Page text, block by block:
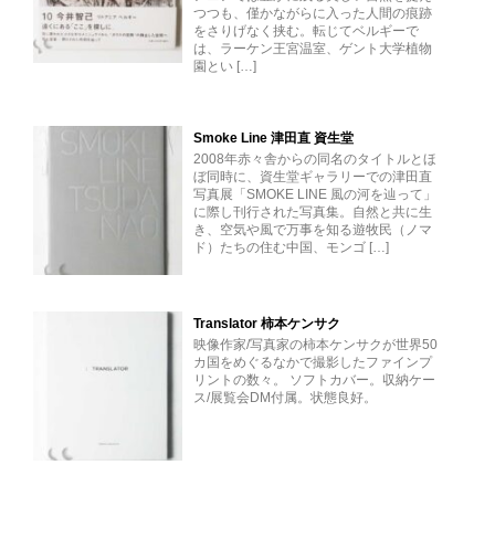
つつも、僅かながらに入った人間の痕跡
をさりげなく挟む。転じてベルギーで
は、ラーケン王宮温室、ゲント大学植物
園とい […]
Smoke Line 津田直 資生堂
2008年赤々舎からの同名のタイトルとほ
ぼ同時に、資生堂ギャラリーでの津田直
写真展「SMOKE LINE 風の河を辿って」
に際し刊行された写真集。自然と共に生
き、空気や風で万事を知る遊牧民（ノマ
ド）たちの住む中国、モンゴ […]
Translator 柿本ケンサク
映像作家/写真家の柿本ケンサクが世界50
カ国をめぐるなかで撮影したファインプ
リントの数々。 ソフトカバー。収納ケー
ス/展覧会DM付属。状態良好。